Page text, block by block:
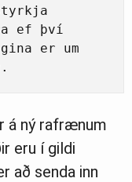
ef því
er um
á ný rafrænum
eru í gildi
að senda inn